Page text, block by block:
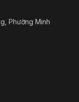
Phường Minh